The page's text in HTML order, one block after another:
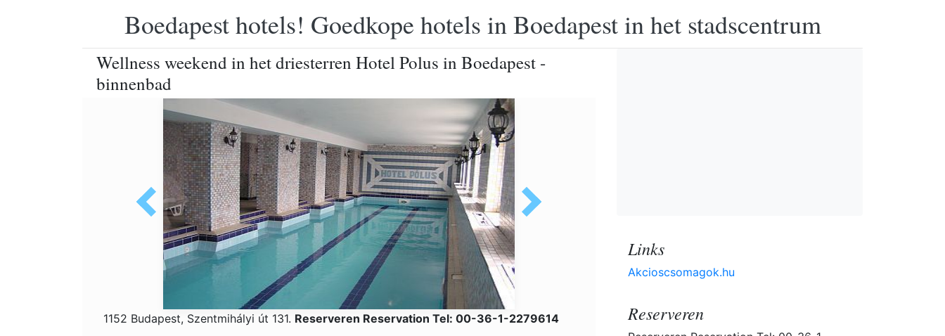
Boedapest hotels! Goedkope hotels in Boedapest in het stadscentrum
Wellness weekend in het driesterren Hotel Polus in Boedapest -
binnenbad
1152 Budapest, Szentmihályi út 131. Reserveren Reservation Tel: 00-36-1-2279614
Links
Akcioscsomagok.hu
Reserveren